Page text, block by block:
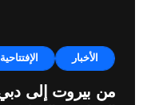
الأخبار الإفتتاحية